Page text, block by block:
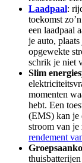
Laadpaal:
toekomst
een laadpaal
je auto,
opgewekte
schrik je niet
Slim
momenten
hebt. Een
(EMS) kan je
stroom van je
rendement